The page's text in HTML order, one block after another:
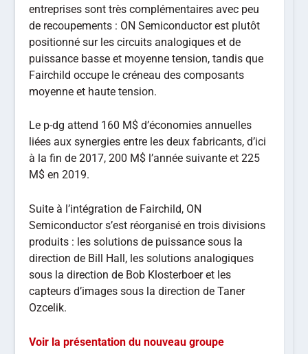
entreprises sont très complémentaires avec peu
de recoupements : ON Semiconductor est plutôt
positionné sur les circuits analogiques et de
puissance basse et moyenne tension, tandis que
Fairchild occupe le créneau des composants
moyenne et haute tension.
Le p-dg attend 160 M$ d’économies annuelles
liées aux synergies entre les deux fabricants, d’ici
à la fin de 2017, 200 M$ l’année suivante et 225
M$ en 2019.
Suite à l’intégration de Fairchild, ON
Semiconductor s’est réorganisé en trois divisions
produits : les solutions de puissance sous la
direction de Bill Hall, les solutions analogiques
sous la direction de Bob Klosterboer et les
capteurs d’images sous la direction de Taner
Ozcelik.
Voir la présentation du nouveau groupe